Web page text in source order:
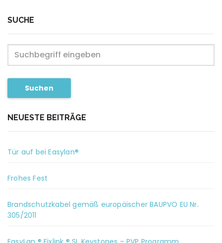
SUCHE
Suchen
NEUESTE BEITRÄGE
Tür auf bei Easylan®
Frohes Fest
Brandschutzkabel gemäß europäischer BAUPVO EU Nr.
305/2011